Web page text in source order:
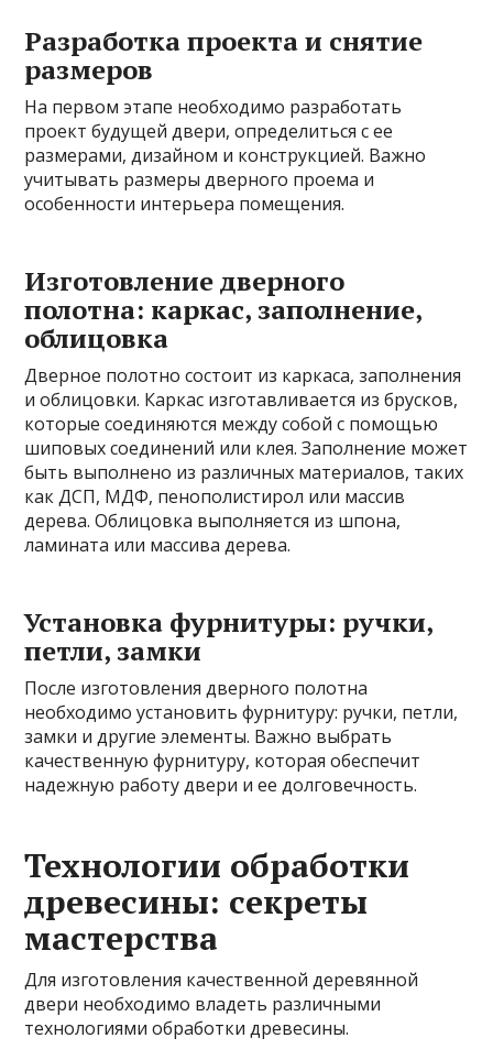
Разработка проекта и снятие
размеров
На первом этапе необходимо разработать
проект будущей двери, определиться с ее
размерами, дизайном и конструкцией. Важно
учитывать размеры дверного проема и
особенности интерьера помещения.
Изготовление дверного
полотна: каркас, заполнение,
облицовка
Дверное полотно состоит из каркаса, заполнения
и облицовки. Каркас изготавливается из брусков,
которые соединяются между собой с помощью
шиповых соединений или клея. Заполнение может
быть выполнено из различных материалов, таких
как ДСП, МДФ, пенополистирол или массив
дерева. Облицовка выполняется из шпона,
ламината или массива дерева.
Установка фурнитуры: ручки,
петли, замки
После изготовления дверного полотна
необходимо установить фурнитуру: ручки, петли,
замки и другие элементы. Важно выбрать
качественную фурнитуру, которая обеспечит
надежную работу двери и ее долговечность.
Технологии обработки
древесины: секреты
мастерства
Для изготовления качественной деревянной
двери необходимо владеть различными
технологиями обработки древесины.